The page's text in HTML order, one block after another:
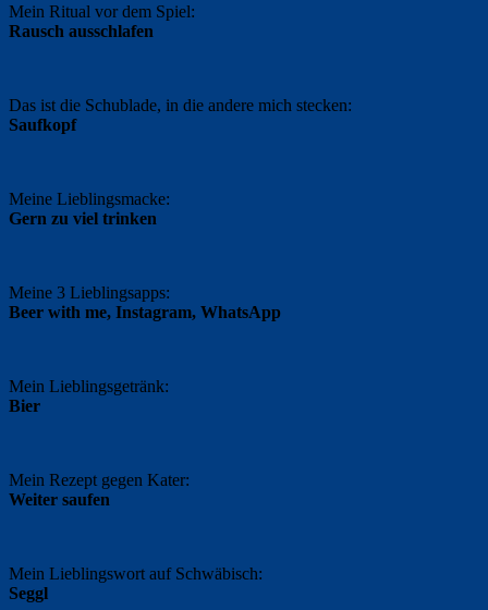
Mein Ritual vor dem Spiel:
Rausch ausschlafen
Das ist die Schublade, in die andere mich stecken:
Saufkopf
Meine Lieblingsmacke:
Gern zu viel trinken
Meine 3 Lieblingsapps:
Beer with me, Instagram, WhatsApp
Mein Lieblingsgetränk:
Bier
Mein Rezept gegen Kater:
Weiter saufen
Mein Lieblingswort auf Schwäbisch:
Seggl